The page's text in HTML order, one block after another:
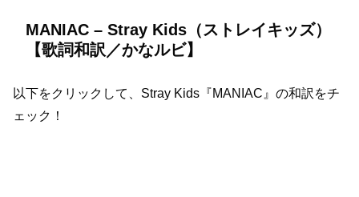
MANIAC – Stray Kids（ストレイキッズ）
【歌詞和訳／かなルビ】
以下をクリックして、Stray Kids『MANIAC』の和訳をチ
ェック！